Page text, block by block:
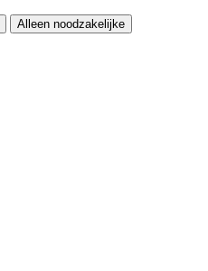
Alleen noodzakelijke